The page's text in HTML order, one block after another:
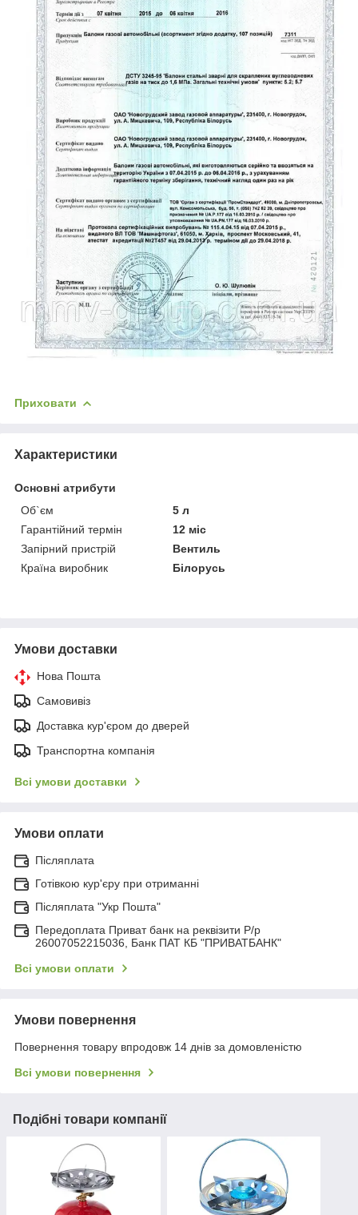
Приховати
Характеристики
Основні атрибути
Об`єм
5 л
Гарантійний термін
12 міс
Запірний пристрій
Вентиль
Країна виробник
Білорусь
Умови доставки
Нова Пошта
Самовивіз
Доставка кур'єром до дверей
Транспортна компанія
Всі умови доставки
Умови оплати
Післяплата
Готівкою кур'єру при отриманні
Післяплата "Укр Пошта"
Передоплата Приват банк на реквізити Р/р
26007052215036, Банк ПАТ КБ "ПРИВАТБАНК"
Всі умови оплати
Умови повернення
Повернення товару впродовж 14 днів за домовленістю
Всі умови повернення
Подібні товари компанії